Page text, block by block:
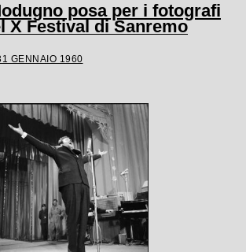
posa per i fotografi
X Festival di Sanremo
GENNAIO 1960